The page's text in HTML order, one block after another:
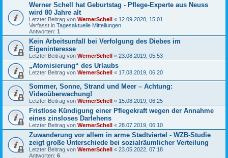
Werner Schell hat Geburtstag - Pflege-Experte aus Neuss
wird 80 Jahre alt
Letzter Beitrag von WernerSchell « 12.09.2020, 15:01
Verfasst in Tagesaktuelle Mitteilungen
Antworten: 1
Kein Arbeitsunfall bei Verfolgung des Diebes im
Eigeninteresse
Letzter Beitrag von WernerSchell « 23.08.2019, 05:53
„Atomisierung“ des Urlaubs
Letzter Beitrag von WernerSchell « 17.08.2019, 06:20
Sommer, Sonne, Strand und Meer – Achtung:
Videoüberwachung!
Letzter Beitrag von WernerSchell « 15.08.2019, 06:25
Fristlose Kündigung einer Pflegekraft wegen der Annahme
eines zinsloses Darlehens
Letzter Beitrag von WernerSchell « 28.07.2019, 06:10
Zuwanderung vor allem in arme Stadtviertel - WZB-Studie
zeigt große Unterschiede bei sozialräumlicher Verteilung
Letzter Beitrag von WernerSchell « 23.05.2022, 07:18
Antworten: 6